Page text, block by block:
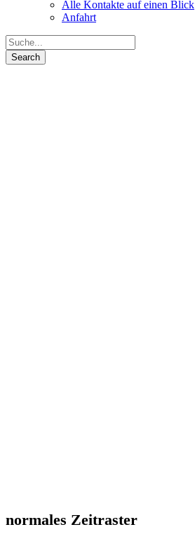
Alle Kontakte auf einen Blick
Anfahrt
normales Zeitraster